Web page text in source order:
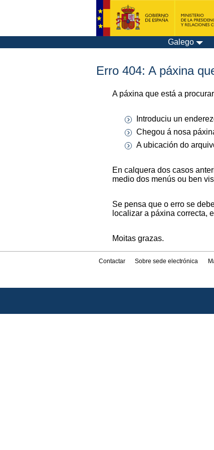
Galego
Erro 404: A páxina
A páxina que está a
Introduciu un
Chegou á nosa
A ubicación do
En calquera dos casos
medio dos menús ou ben
Se pensa que o erro se
localizar a páxina correcta,
Moitas grazas.
Contactar Sobre sede electrónica